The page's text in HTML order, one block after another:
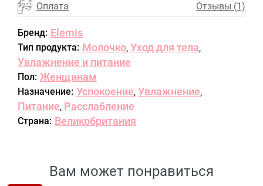
Оплата
Отзывы (1)
Бренд: Elemis
Тип продукта: Молочко, Уход для тела,
Увлажнение и питание
Пол: Женщинам
Назначение: Успокоение, Увлажнение,
Питание, Расслабление
Страна: Великобритания
Вам может понравиться